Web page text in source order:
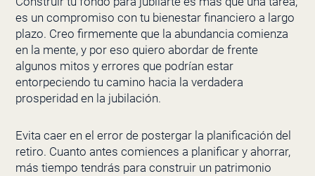
es un compromiso con tu bienestar financiero a largo
plazo. Creo firmemente que la abundancia comienza
en la mente, y por eso quiero abordar de frente
algunos mitos y errores que podrían estar
entorpeciendo tu camino hacia la verdadera
prosperidad en la jubilación.
Evita caer en el error de postergar la planificación del
retiro. Cuanto antes comiences a planificar y ahorrar,
más tiempo tendrás para construir un patrimonio